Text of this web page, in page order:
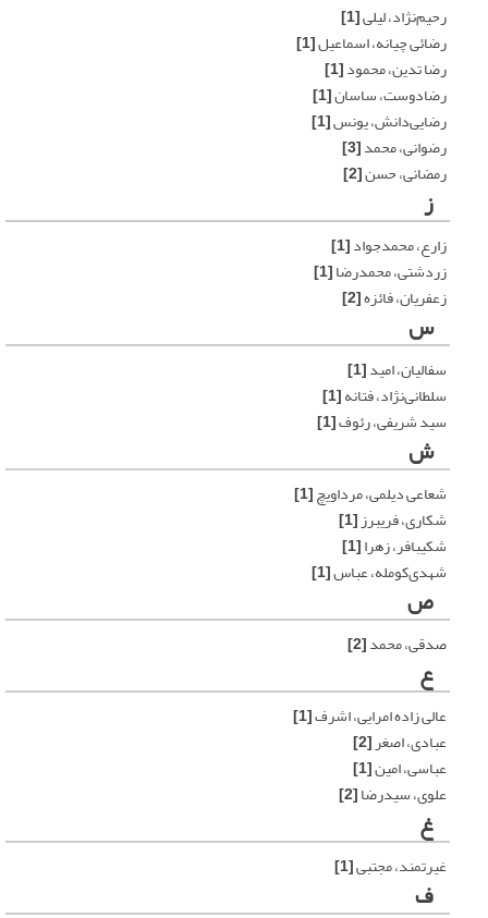
رحیم‌نژاد، لیلی[1]
رضائی چیانه، اسماعیل[1]
رضا تدین، محمود[1]
رضادوست، ساسان[1]
رضایی‌دانش، یونس[1]
رضوانی، محمد[3]
رمضانی، حسن[2]
ز
زارع، محمدجواد[1]
زردشتی، محمدرضا[1]
زعفریان، فائزه[2]
س
سفالیان، امید[1]
سلطانی‌نژاد، فتانه[1]
سید شریفی، رئوف[1]
ش
شعاعی دیلمی، مرداویچ[1]
شکاری، فریبرز[1]
شکیبافر، زهرا[1]
شهدی‌کومله، عباس[1]
ص
صدقی، محمد[2]
ع
عالی زاده امرایی، اشرف[1]
عبادی، اصغر[2]
عباسی، امین[1]
علوی، سیدرضا[2]
غ
غیرتمند، مجتبی[1]
ف